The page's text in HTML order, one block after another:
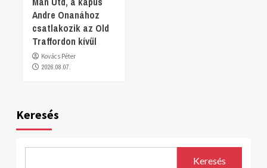
Andre Onanához
csatlakozik az Old
Traffordon kívül
Kovács Péter
2026.08.07.
Keresés
Keresés